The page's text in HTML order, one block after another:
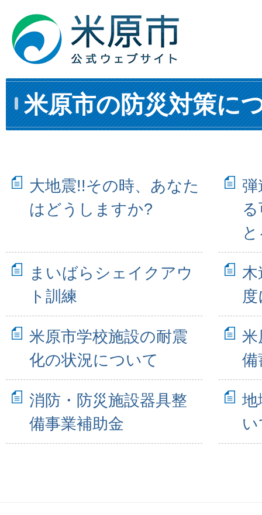
米原市の防災対策に
大地震!!その時、あなた
はどうしますか?
弾
まいばらシェイクアウ
ト訓練
木
米原市学校施設の耐震
化の状況について
米
備
消防・防災施設器具整
備事業補助金
地